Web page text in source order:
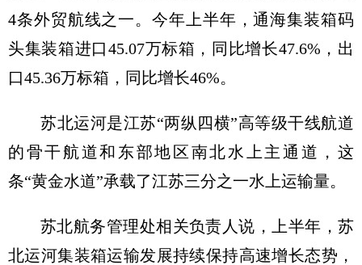
4条外贸航线之一。今年上半年，通海集装箱码
头集装箱进口45.07万标箱，同比增长47.6%，出
口45.36万标箱，同比增长46%。
苏北运河是江苏“两纵四横”高等级干线航道
的骨干航道和东部地区南北水上主通道，这
条“黄金水道”承载了江苏三分之一水上运输量。
苏北航务管理处相关负责人说，上半年，苏
北运河集装箱运输发展持续保持高速增长态势，